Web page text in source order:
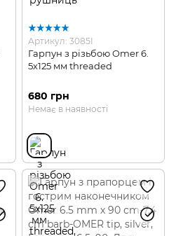
Артикул: 3085I
Гарпун з різьбою Omer 6.
5х125 мм threaded
680 грн
Немає в наявності